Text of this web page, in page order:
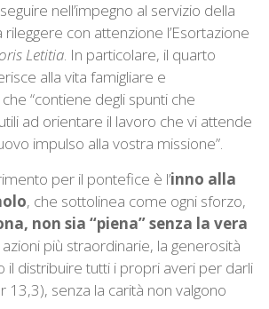
nell’impegno al servizio della
rileggere con attenzione l’Esortazione
Letitia. In particolare, il quarto
alla vita famigliare e
“contiene degli spunti che
ad orientare il lavoro che vi attende
impulso alla vostra missione”.
per il pontefice è l’inno alla
, che sottolinea come ogni sforzo,
non sia “piena” senza la vera
azioni più straordinarie, la generosità
il distribuire tutti i propri averi per darli
13,3), senza la carità non valgono